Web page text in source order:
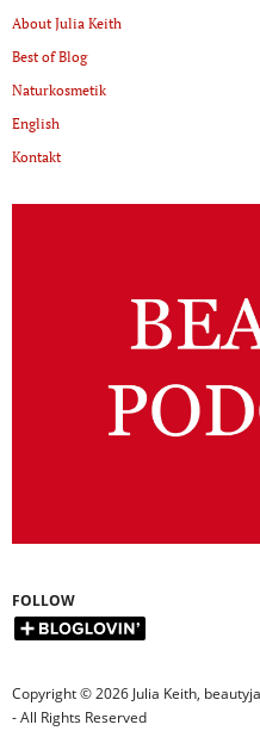
About Julia Keith
Best of Blog
Naturkosmetik
English
Kontakt
FOLLOW
Copyright © 2026 Julia Keith,
- All Rights Reserved